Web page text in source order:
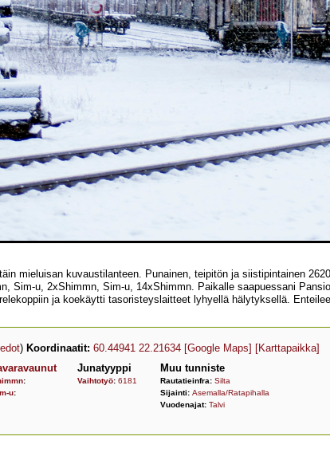
mieluisan kuvaustilanteen. Punainen, teipitön ja siistipintainen
Sim-u, 2xShimmn, Sim-u, 14xShimmn. Paikalle saapuessani
ja koekäytti tasoristeyslaitteet lyhyellä hälytyksellä.
) Koordinaatit: 60.44941 22.21634 [Google Maps] [Karttapaikka]
:
u:
Junatyyppi
Vaihtotyö: 6181
Muu tunniste
Rautatieinfra: Silta
Sijainti: Asemalla/Ratapihalla
Vuodenajat: Talvi